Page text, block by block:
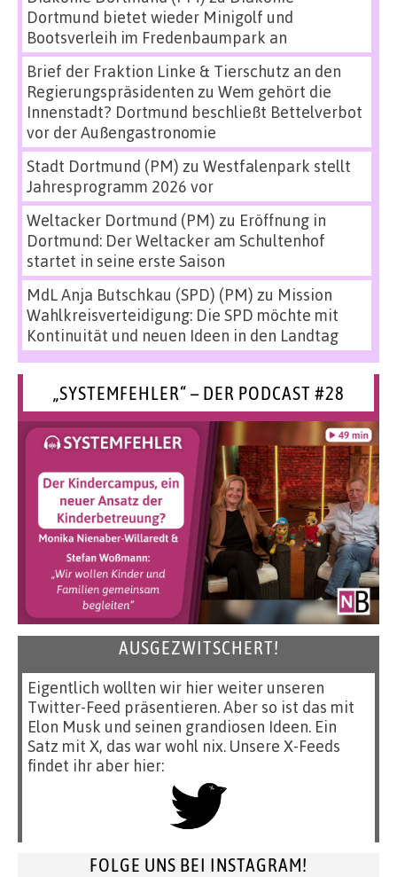
Dortmund bietet wieder Minigolf und
Bootsverleih im Fredenbaumpark an
Brief der Fraktion Linke & Tierschutz an den
Regierungspräsidenten zu Wem gehört die
Innenstadt? Dortmund beschließt Bettelverbot
vor der Außengastronomie
Stadt Dortmund (PM) zu Westfalenpark stellt
Jahresprogramm 2026 vor
Weltacker Dortmund (PM) zu Eröffnung in
Dortmund: Der Weltacker am Schultenhof
startet in seine erste Saison
MdL Anja Butschkau (SPD) (PM) zu Mission
Wahlkreisverteidigung: Die SPD möchte mit
Kontinuität und neuen Ideen in den Landtag
„SYSTEMFEHLER“ – DER PODCAST #28
AUSGEZWITSCHERT!
Eigentlich wollten wir hier weiter unseren
Twitter-Feed präsentieren. Aber so ist das mit
Elon Musk und seinen grandiosen Ideen. Ein
Satz mit X, das war wohl nix. Unsere X-Feeds
findet ihr aber hier:
FOLGE UNS BEI INSTAGRAM!